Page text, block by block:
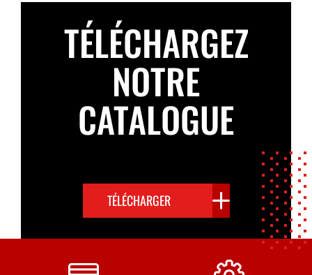
TÉLÉCHARGEZ
NOTRE
CATALOGUE
TÉLÉCHARGER